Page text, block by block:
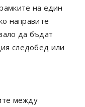
на един
направите
да бъдат
следобед или
между